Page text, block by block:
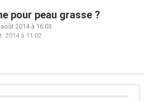
pour peau grasse ?
2014 à 16:03
2014 à 11:02